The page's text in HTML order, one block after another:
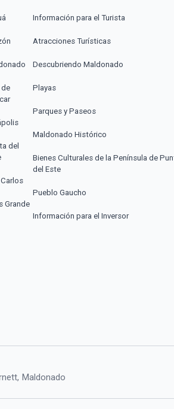
de
del
Grande
Información para el Turista
Atracciones Turísticas
Descubriendo Maldonado
Playas
Parques y Paseos
Maldonado Histórico
Bienes Culturales de la Península de
del Este
Pueblo Gaucho
Información para el Inversor
Maldonado